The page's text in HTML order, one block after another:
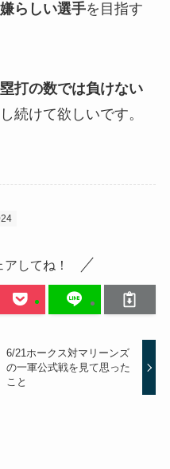
らしい選手を目指す
打の数では負けない
続けて欲しいです。
してね！
6/21ホークス対マリーンズ
の一軍公式戦を見て思った
こと